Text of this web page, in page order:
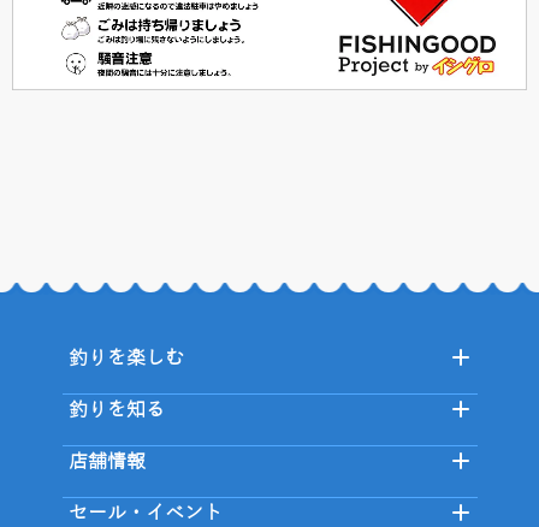
釣りを楽しむ
釣りを知る
店舗情報
セール・イベント